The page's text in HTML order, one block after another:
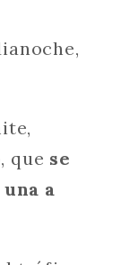
que se
a